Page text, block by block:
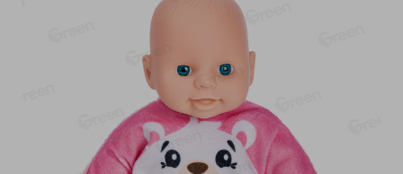
доставкой и бонусной картой
AppGallery